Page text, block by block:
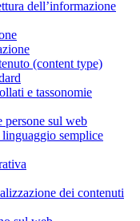
dell’informazione
(content type)
e tassonomie
persone sul web
semplice
dei contenuti